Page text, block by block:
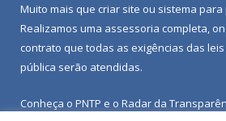
Muito mais que criar site ou sistema
Realizamos uma assessoria completa,
contrato que todas as exigências das
pública serão atendidas.
Conheça o PNTP e o Radar da